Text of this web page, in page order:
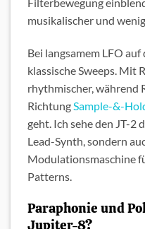
Filterbewegung
musikalischer und
Bei langsamem LFO
klassische Sweeps. Mit
rhythmischer,
RichtungSample-&-
geht. Ich sehe den JT-2
Lead-Synth, sondern
Modulationsmaschine
Patterns.
Paraphonie und
Jupiter-8?